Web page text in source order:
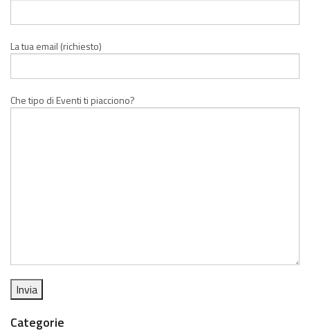
La tua email (richiesto)
Che tipo di Eventi ti piacciono?
Categorie